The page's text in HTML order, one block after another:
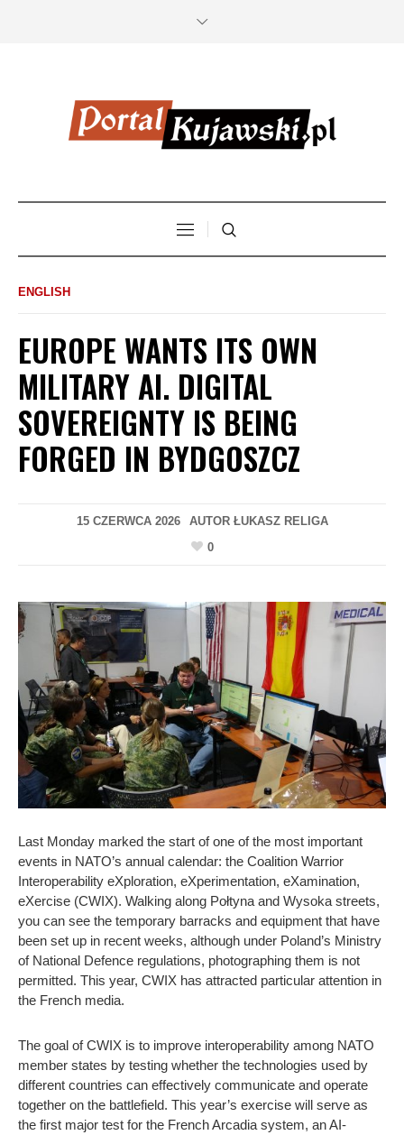
ENGLISH
EUROPE WANTS ITS OWN
MILITARY AI. DIGITAL
SOVEREIGNTY IS BEING
FORGED IN BYDGOSZCZ
15 CZERWCA 2026 AUTOR ŁUKASZ RELIGA
0
Last Monday marked the start of one of the most important
events in NATO’s annual calendar: the Coalition Warrior
Interoperability eXploration, eXperimentation, eXamination,
eXercise (CWIX). Walking along Połtyna and Wysoka streets,
you can see the temporary barracks and equipment that have
been set up in recent weeks, although under Poland’s Ministry
of National Defence regulations, photographing them is not
permitted. This year, CWIX has attracted particular attention in
the French media.
The goal of CWIX is to improve interoperability among NATO
member states by testing whether the technologies used by
different countries can effectively communicate and operate
together on the battlefield. This year’s exercise will serve as
the first major test for the French Arcadia system, an AI-